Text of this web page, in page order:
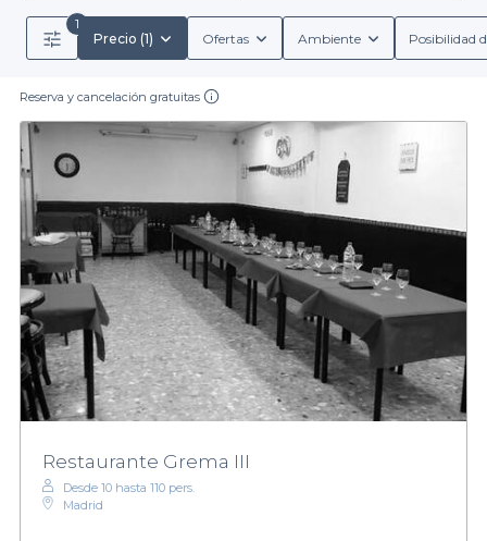
1
Precio (1)
Ofertas Ambiente Posibilidad
Reserva y cancelación gratuitas
Restaurante Grema III
Desde 10 hasta 110 pers.
Madrid